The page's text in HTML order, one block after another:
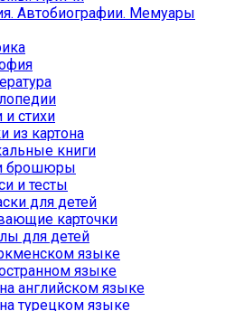
Автобиографии. Мемуары
и стихи
из картона
книги
брошюры
и тесты
для детей
карточки
для детей
языке
языке
английском языке
турецком языке